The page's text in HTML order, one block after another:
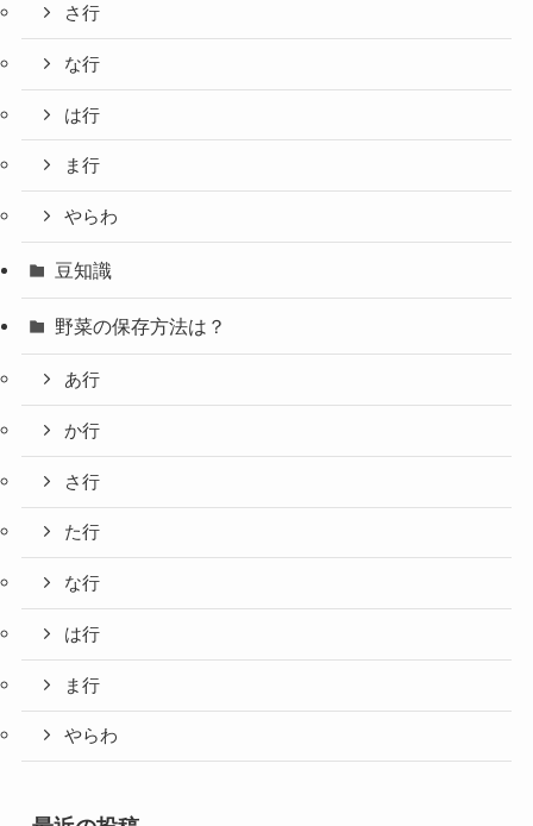
さ行
な行
は行
ま行
やらわ
豆知識
野菜の保存方法は？
あ行
か行
さ行
た行
な行
は行
ま行
やらわ